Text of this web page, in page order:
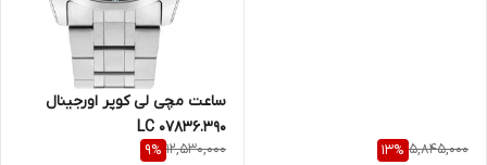
5,845,000
13%
ساعت مچی لی کوپر اورجینال
07836.390 LC
12,530,000
9%